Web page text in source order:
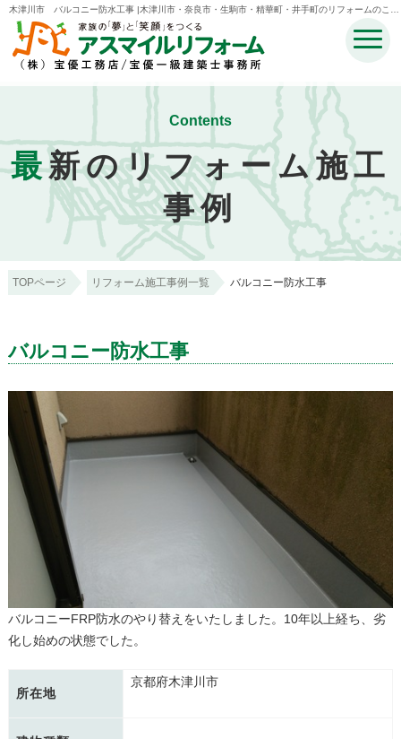
木津川市 バルコニー防水工事 |木津川市・奈良市・生駒市・精華町・井手町のリフォームのこと
なら宝優工務店アスマイルリフォーム
Contents
最新のリフォーム施工
事例
TOPページ リフォーム施工事例一覧 バルコニー防水工事
バルコニー防水工事
バルコニーFRP防水のやり替えをいたしました。10年以上経ち、劣
化し始めの状態でした。
所在地
京都府木津川市